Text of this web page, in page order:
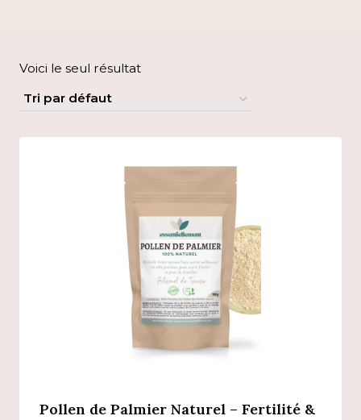
Voici le seul résultat
Pollen de Palmier Naturel – Fertilité &